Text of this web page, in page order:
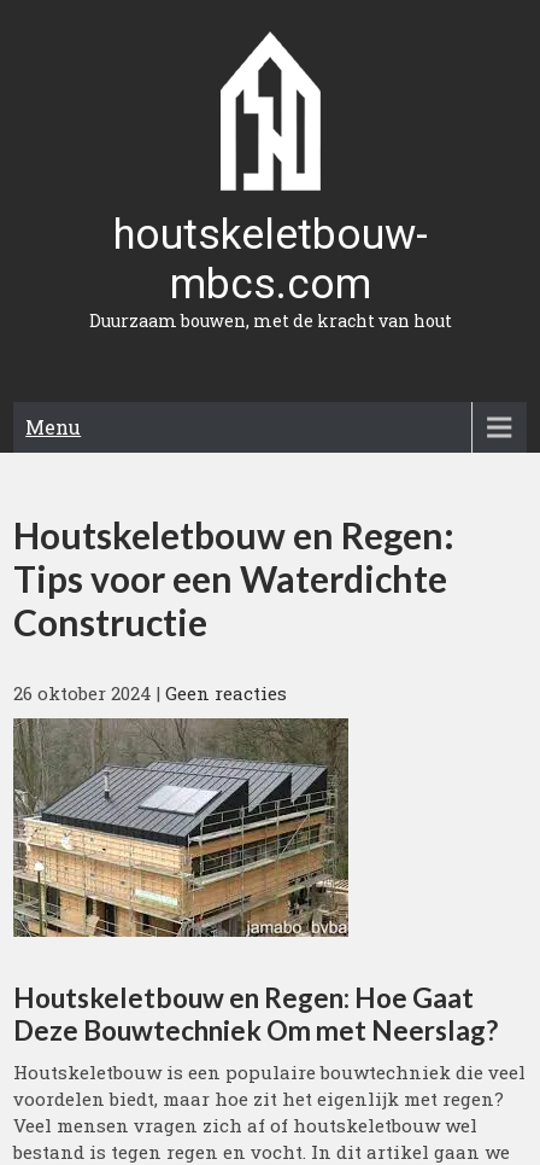
houtskeletbouw-
mbcs.com
Duurzaam bouwen, met de kracht van hout
Menu
Houtskeletbouw en Regen:
Tips voor een Waterdichte
Constructie
26 oktober 2024 |Geen reacties
Houtskeletbouw en Regen: Hoe Gaat
Deze Bouwtechniek Om met Neerslag?
Houtskeletbouw is een populaire bouwtechniek die veel
voordelen biedt, maar hoe zit het eigenlijk met regen?
Veel mensen vragen zich af of houtskeletbouw wel
bestand is tegen regen en vocht. In dit artikel gaan we